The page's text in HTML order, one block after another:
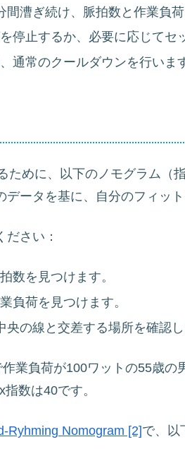
間漕ぎ続け、脈拍数と作業負
停止するか、必要に応じてセ
通常のクールダウンを行いま
ために、以下のノモグラム（
データを基に、自分のフィッ
ださい：
数を見つけます。
負荷を見つけます。
央の線と交差する場所を確認
業負荷が100ワットの55歳の
数は40です。
Ryhming Nomogram [2]で、以